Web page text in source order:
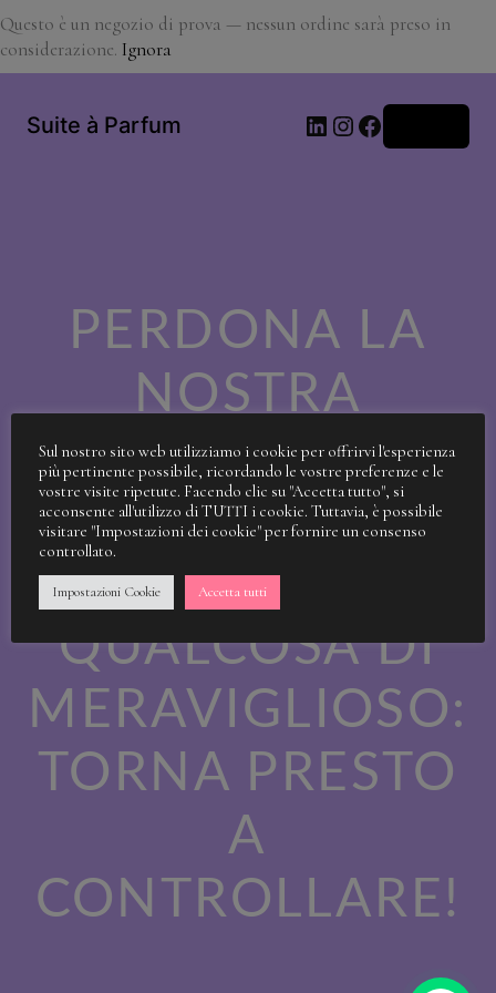
Questo è un negozio di prova — nessun ordine sarà preso in
considerazione. Ignora
Suite à Parfum LinkedIn
Instagram
Facebook
PERDONA LA
NOSTRA
SPORCIZIA!
STIAMO
LAVORANDO A
QUALCOSA DI
MERAVIGLIOSO:
TORNA PRESTO
A
CONTROLLARE!
Sul nostro sito web utilizziamo i cookie per offrirvi l'esperienza
più pertinente possibile, ricordando le vostre preferenze e le
vostre visite ripetute. Facendo clic su "Accetta tutto", si
acconsente all'utilizzo di TUTTI i cookie. Tuttavia, è possibile
visitare "Impostazioni dei cookie" per fornire un consenso
controllato.
Impostazioni Cookie Accetta tutti